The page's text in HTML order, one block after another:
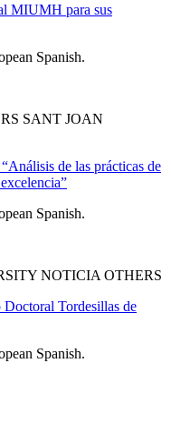
MIUMH para sus
Spanish.
SANT JOAN
de las prácticas de
Spanish.
NOTICIA OTHERS
Tordesillas de
Spanish.